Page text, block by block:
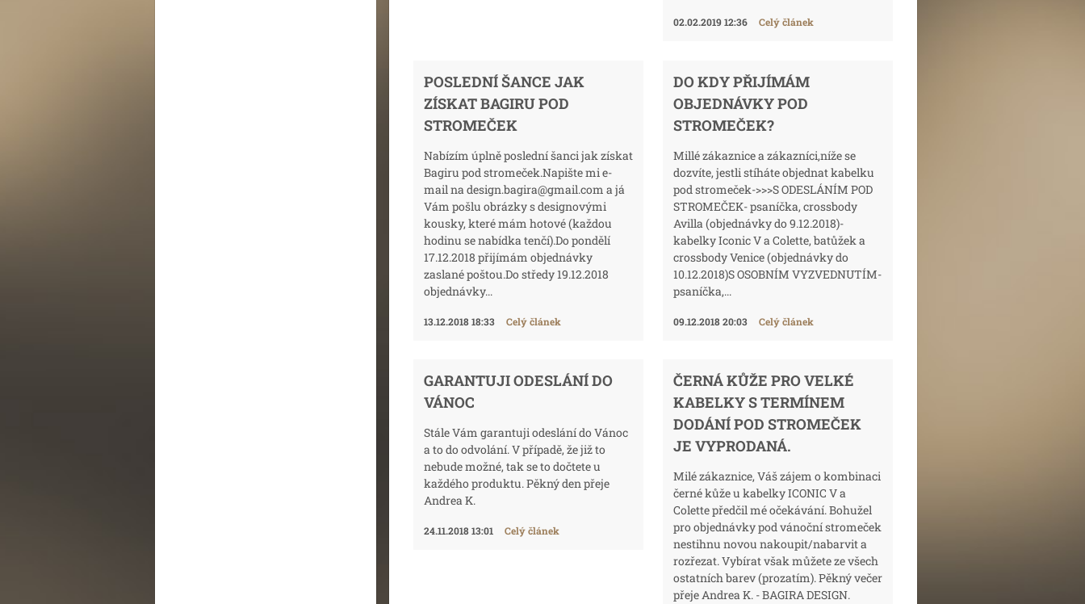
02.02.2019 12:36 Celý článek
POSLEDNÍ ŠANCE JAK
ZÍSKAT BAGIRU POD
STROMEČEK
Nabízím úplně poslední šanci jak získat
Bagiru pod stromeček.Napište mi e-
mail na design.bagira@gmail.com a já
Vám pošlu obrázky s designovými
kousky, které mám hotové (každou
hodinu se nabídka tenčí).Do pondělí
17.12.2018 přijímám objednávky
zaslané poštou.Do středy 19.12.2018
objednávky...
13.12.2018 18:33 Celý článek
DO KDY PŘIJÍMÁM
OBJEDNÁVKY POD
STROMEČEK?
Millé zákaznice a zákazníci,níže se
dozvíte, jestli stíháte objednat kabelku
pod stromeček->>>S ODESLÁNÍM POD
STROMEČEK- psaníčka, crossbody
Avilla (objednávky do 9.12.2018)-
kabelky Iconic V a Colette, batůžek a
crossbody Venice (objednávky do
10.12.2018)S OSOBNÍM VYZVEDNUTÍM-
psaníčka,...
09.12.2018 20:03 Celý článek
GARANTUJI ODESLÁNÍ DO
VÁNOC
Stále Vám garantuji odeslání do Vánoc
a to do odvolání. V případě, že již to
nebude možné, tak se to dočtete u
každého produktu. Pěkný den přeje
Andrea K.
24.11.2018 13:01 Celý článek
ČERNÁ KŮŽE PRO VELKÉ
KABELKY S TERMÍNEM
DODÁNÍ POD STROMEČEK
JE VYPRODANÁ.
Milé zákaznice, Váš zájem o kombinaci
černé kůže u kabelky ICONIC V a
Colette předčil mé očekávání. Bohužel
pro objednávky pod vánoční stromeček
nestihnu novou nakoupit/nabarvit a
rozřezat. Vybírat však můžete ze všech
ostatních barev (prozatím). Pěkný večer
přeje Andrea K. - BAGIRA DESIGN.